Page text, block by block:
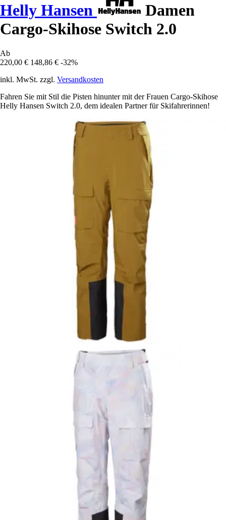
Helly Hansen
Damen
Cargo-Skihose Switch 2.0
Ab
220,00 € 148,86 € -32%
inkl. MwSt. zzgl. Versandkosten
Fahren Sie mit Stil die Pisten hinunter mit der Frauen Cargo-Skihose
Helly Hansen Switch 2.0, dem idealen Partner für Skifahrerinnen!